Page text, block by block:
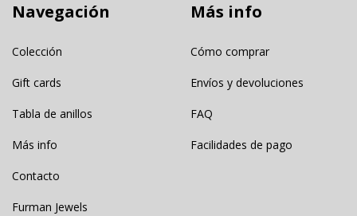
Navegación
Colección
Gift cards
Tabla de anillos
Más info
Contacto
Furman Jewels
Más info
Cómo comprar
Envíos y devoluciones
FAQ
Facilidades de pago